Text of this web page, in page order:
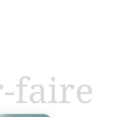
faire